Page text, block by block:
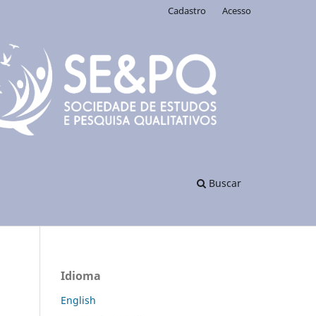
Buscar
Cadastro Acesso
Idioma
English